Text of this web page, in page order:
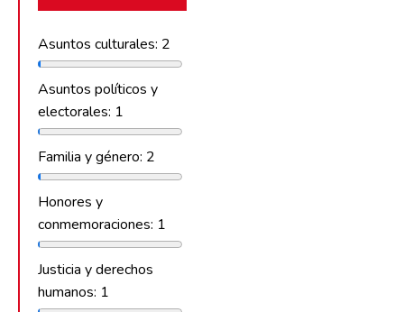
Asuntos culturales: 2
Asuntos políticos y
electorales: 1
Familia y género: 2
Honores y
conmemoraciones: 1
Justicia y derechos
humanos: 1